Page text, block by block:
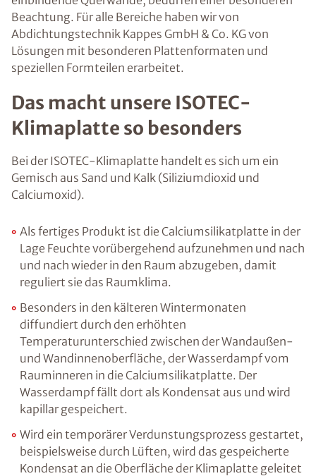
Beachtung. Für alle Bereiche haben wir von
Abdichtungstechnik Kappes GmbH & Co. KG von
Lösungen mit besonderen Plattenformaten und
speziellen Formteilen erarbeitet.
Das macht unsere ISOTEC-
Klimaplatte so besonders
Bei der ISOTEC-Klimaplatte handelt es sich um ein
Gemisch aus Sand und Kalk (Siliziumdioxid und
Calciumoxid).
Als fertiges Produkt ist die Calciumsilikatplatte in der
Lage Feuchte vorübergehend aufzunehmen und nach
und nach wieder in den Raum abzugeben, damit
reguliert sie das Raumklima.
Besonders in den kälteren Wintermonaten
diffundiert durch den erhöhten
Temperaturunterschied zwischen der Wandaußen-
und Wandinnenoberfläche, der Wasserdampf vom
Rauminneren in die Calciumsilikatplatte. Der
Wasserdampf fällt dort als Kondensat aus und wird
kapillar gespeichert.
Wird ein temporärer Verdunstungsprozess gestartet,
beispielsweise durch Lüften, wird das gespeicherte
Kondensat an die Oberfläche der Klimaplatte geleitet